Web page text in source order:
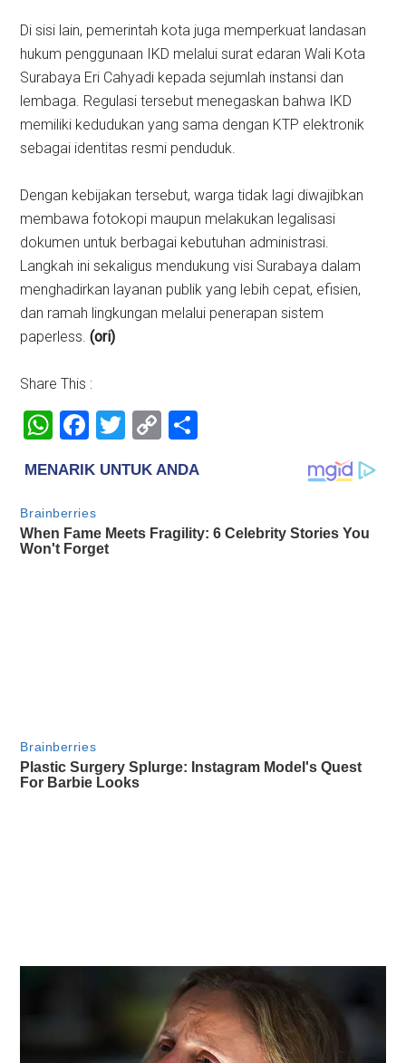
Di sisi lain, pemerintah kota juga memperkuat landasan
hukum penggunaan IKD melalui surat edaran Wali Kota
Surabaya Eri Cahyadi kepada sejumlah instansi dan
lembaga. Regulasi tersebut menegaskan bahwa IKD
memiliki kedudukan yang sama dengan KTP elektronik
sebagai identitas resmi penduduk.
Dengan kebijakan tersebut, warga tidak lagi diwajibkan
membawa fotokopi maupun melakukan legalisasi
dokumen untuk berbagai kebutuhan administrasi.
Langkah ini sekaligus mendukung visi Surabaya dalam
menghadirkan layanan publik yang lebih cepat, efisien,
dan ramah lingkungan melalui penerapan sistem
paperless.(ori)
Share This :
WhatsApp
Facebook
Twitter
Copy